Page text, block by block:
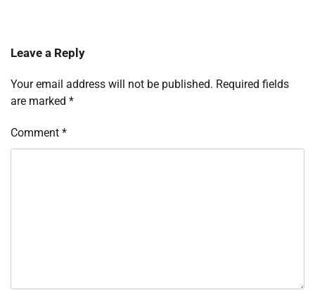
Leave a Reply
Your email address will not be published. Required fields
are marked *
Comment *